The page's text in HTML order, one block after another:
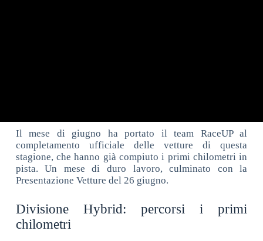
Il mese di giugno ha portato il team RaceUP al
completamento ufficiale delle vetture di questa
stagione, che hanno già compiuto i primi chilometri in
pista. Un mese di duro lavoro, culminato con la
Presentazione Vetture del 26 giugno.
Divisione Hybrid: percorsi i primi
chilometri